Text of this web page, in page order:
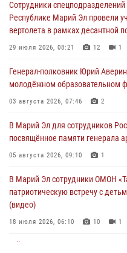
05 августа 2026, 09:44
В Марий Эл для сотрудников
посвящённое памяти генерала
В детском оздоровительном
Марий Эл прошла акция
Сотрудники Центра
Управления Росгвардии по
04 августа 2026, 06:46
Сотрудники
Республике Марий Эл провели
вертолета в рамках десантной
29 июля 2026, 08:21 12 1
Генерал-полковник Юрий
молодёжном образовательном
03 августа 2026, 07:46 2
В Марий Эл для сотрудников
посвящённое памяти генерала
05 августа 2026, 09:10 1
В Марий Эл сотрудники ОМОН
патриотическую встречу с
(видео)
18 июля 2026, 06:10 10 1